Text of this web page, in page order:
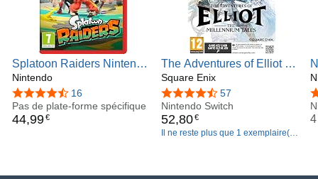
Splatoon Raiders Nintendo
Switch 2
Nintendo
4,5 sur 5 étoiles
16
Pas de plate-forme spécifique
44,99€
The Adventures of Elliot -
The Millennium Tales
(SWITCH 2)
Square Enix
4,7 sur 5 étoiles
57
Nintendo Switch
52,80€
Il ne reste plus que 1 exemplaire(s)